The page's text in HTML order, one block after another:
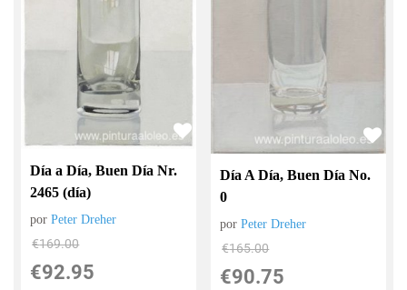
Día a Día, Buen Día Nr.
2465 (día)
porPeter Dreher
€169.00
€92.95
Día A Día, Buen Día No.
0
porPeter Dreher
€165.00
€90.75